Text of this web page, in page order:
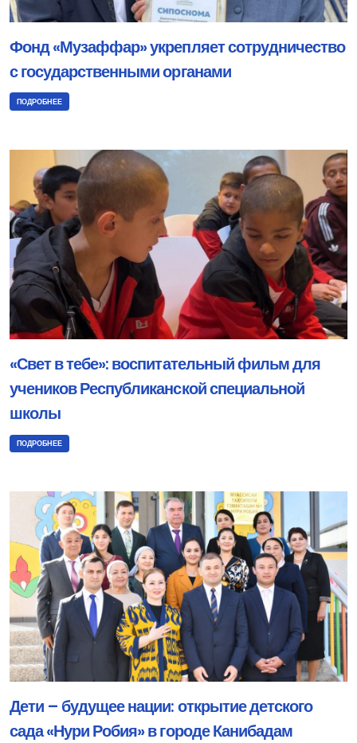
Фонд «Музаффар» укрепляет сотрудничество
с государственными органами
ПОДРОБНЕЕ
«Свет в тебе»: воспитательный фильм для
учеников Республиканской специальной
школы
ПОДРОБНЕЕ
Дети – будущее нации: открытие детского
сада «Нури Робия» в городе Канибадам